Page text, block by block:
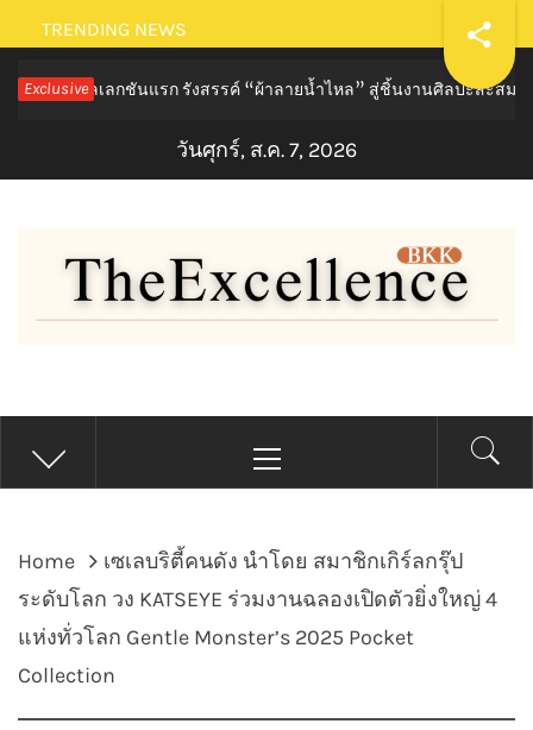
Skip
to
content
TRENDING NEWS
Exclusive
ลกชันแรก รังสรรค์ “ผ้าลายน้ำไหล” สู่ชิ้นงานศิลปะสะสมสุดลิมิเต็ด ถ่า
วันศุกร์, ส.ค. 7, 2026
THE EXCELLENCE BKK
Menu
Home
เซเลบริตี้คนดัง นำโดย สมาชิกเกิร์ลกรุ๊ป
ระดับโลก วง KATSEYE ร่วมงานฉลองเปิดตัวยิ่งใหญ่ 4
แห่งทั่วโลก Gentle Monster’s 2025 Pocket
Collection